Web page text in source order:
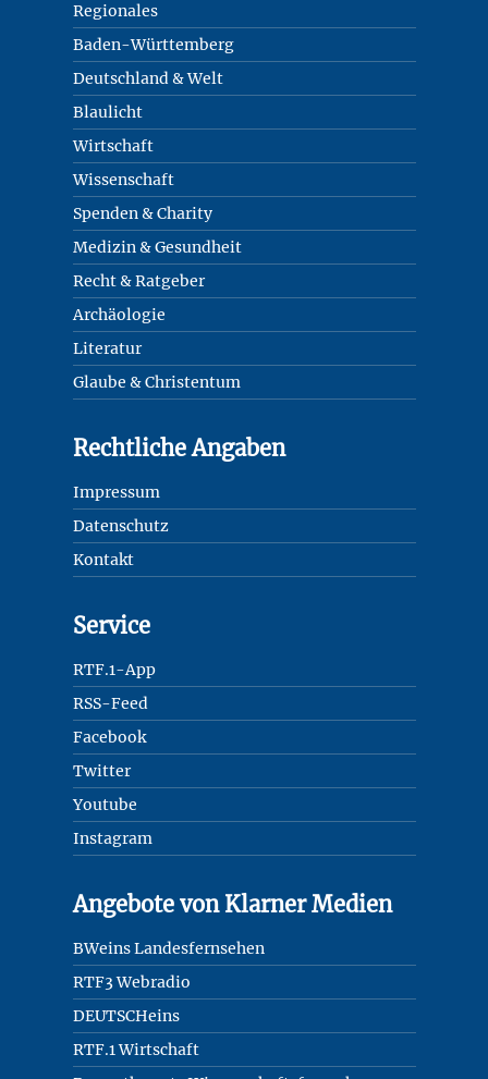
Regionales
Baden-Württemberg
Deutschland & Welt
Blaulicht
Wirtschaft
Wissenschaft
Spenden & Charity
Medizin & Gesundheit
Recht & Ratgeber
Archäologie
Literatur
Glaube & Christentum
Rechtliche Angaben
Impressum
Datenschutz
Kontakt
Service
RTF.1-App
RSS-Feed
Facebook
Twitter
Youtube
Instagram
Angebote von Klarner Medien
BWeins Landesfernsehen
RTF3 Webradio
DEUTSCHeins
RTF.1 Wirtschaft